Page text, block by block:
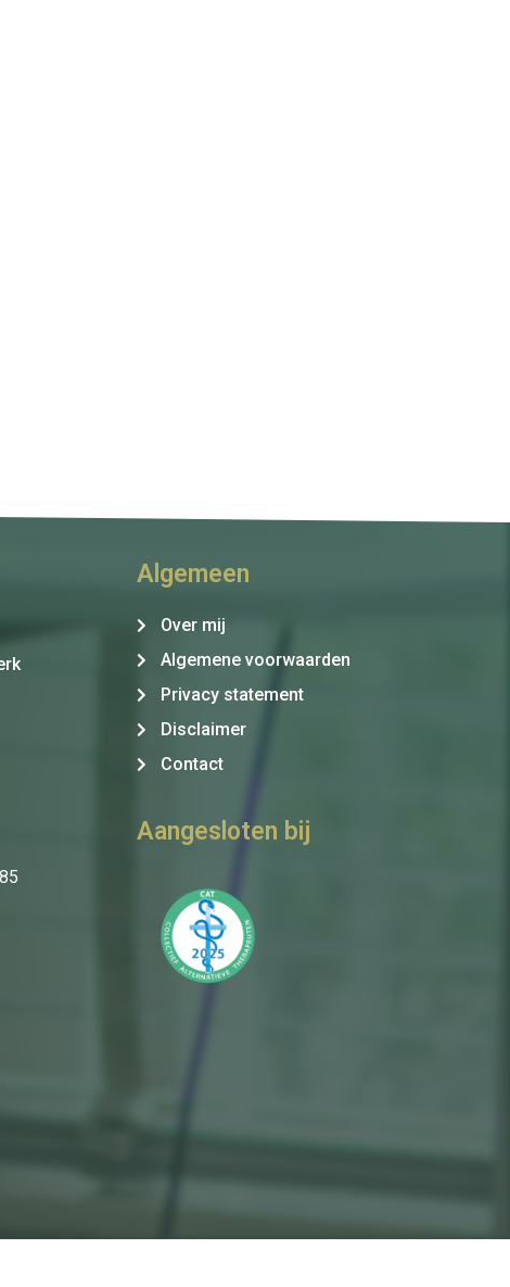
Algemeen
Over mij
Algemene voorwaarden
Privacy statement
Disclaimer
Contact
Aangesloten bij